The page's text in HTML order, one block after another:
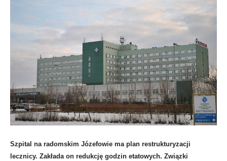
Szpital na radomskim Józefowie ma plan restrukturyzacji
lecznicy. Zakłada on redukcję godzin etatowych. Związki